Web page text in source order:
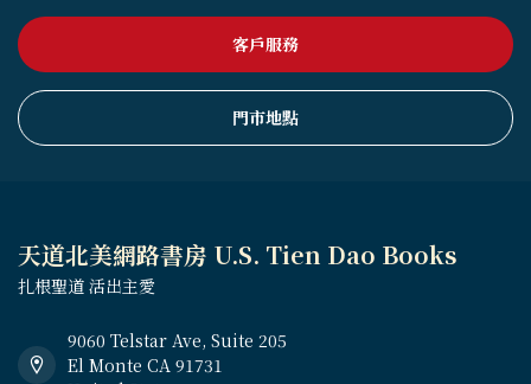
客戶服務
門市地點
天道北美網路書房 U.S. Tien Dao Books
扎根聖道 活出主愛
9060 Telstar Ave, Suite 205
El Monte CA 91731